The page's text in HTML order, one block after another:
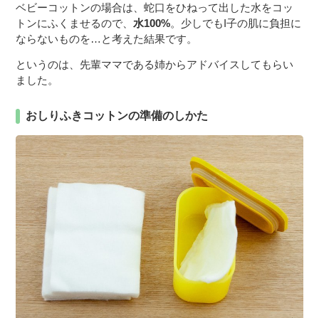
ベビーコットンの場合は、蛇口をひねって出した水をコッ
トンにふくませるので、 水100%。少しでもI子の肌に負担に
ならないものを…と考えた結果です。
というのは、先輩ママである姉からアドバイスしてもらい
ました。
おしりふきコットンの準備のしかた